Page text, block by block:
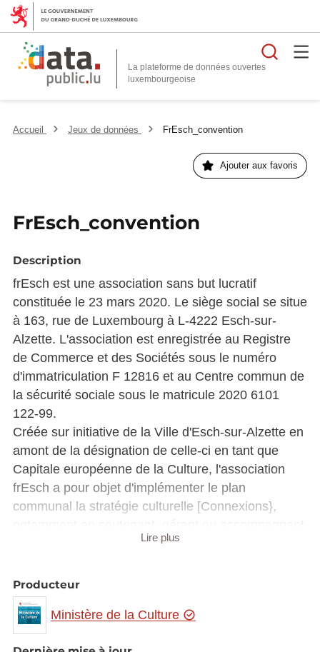
La plateforme de données ouvertes
Accueil Jeux de données FrEsch_convention
Ajouter aux favoris
FrEsch_convention
Description
frEsch est une association sans but lucratif
constituée le 23 mars 2020. Le siège social se situe
à 163, rue de Luxembourg à L-4222 Esch-sur-
Alzette. L'association est enregistrée au Registre
de Commerce et des Sociétés sous le numéro
d'immatriculation F 12816 et au Centre commun de
la sécurité sociale sous le matricule 2020 6101
122-99.
Créée sur initiative de la Ville d'Esch-sur-Alzette en
amont de la désignation de celle-ci en tant que
Capitale européenne de la Culture, l'association
frEsch a pour objet d'implémenter le plan
communal la stratégie culturelle [Connexions},
les événements, projets et lieux créatifs contribuant
d'une part et en coordonnant l'héritage culturel
relevant du projet de la Capitale européenne de la
Culture sur son territoire, de l'autre part.
Dans ce contexte, l'association gère les
Lire plus
Producteur
Ministère de la Culture